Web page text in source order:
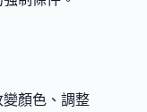
顏色、調整